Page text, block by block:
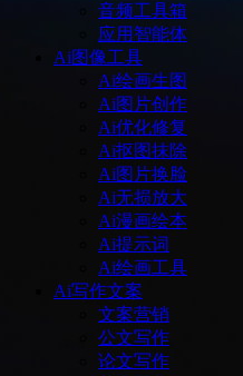
音频工具箱
应用智能体
Ai图像工具
Ai绘画生图
Ai图片创作
Ai优化修复
Ai抠图抹除
Ai图片换脸
Ai无损放大
Ai漫画绘本
Ai提示词
Ai绘画工具
Ai写作文案
文案营销
公文写作
论文写作